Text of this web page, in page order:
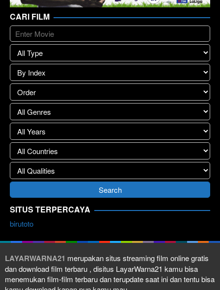
CARI FILM
SITUS TERPERCAYA
birutoto
LAYARWARNA21 merupakan situs streaming film online gratis
dan download film terbaru , disitus LayarWarna21 kamu bisa
menemukan film-film terbaru dan terupdate saat ini dan tentu bisa